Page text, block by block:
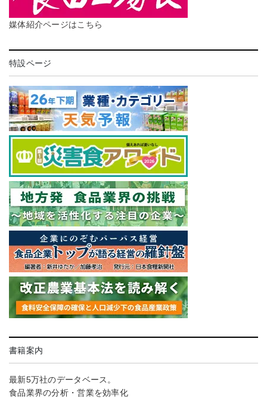
媒体紹介ページはこちら
特設ページ
書籍案内
最新5万社のデータベース。
食品業界の分析・営業を効率化